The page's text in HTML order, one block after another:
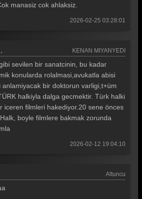
manasiz cok ahlaksiz.
2026-02-25 03:28:01
KENAN MIYANYEDI
sevilen bir sanatcinin, bu kadar
konularda rolalmasi,avukatla abisi
bir doktorun varligi,t+üm
halkiyla dalga gecmektir. Türk halki
iceren filmleri hakediyor.20 sene önces
boyle filmlere bakmak zorunda
2026-02-12 19:04:10
Altuncu